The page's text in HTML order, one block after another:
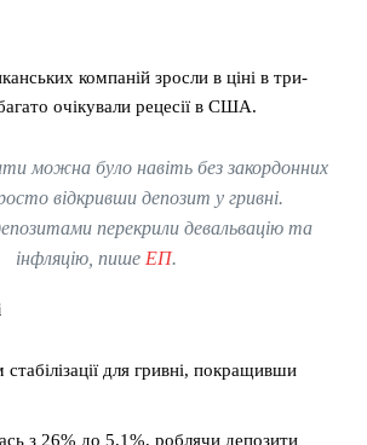
компаній зросли в ціні в три-
очікували рецесії в США.
можна було навіть без закордонних
відкривши депозит у гривні.
перекрили девальвацію та
інфляцію, пише ЕП.
для гривні, покращивши
з 26% до 5,1%, роблячи депозити